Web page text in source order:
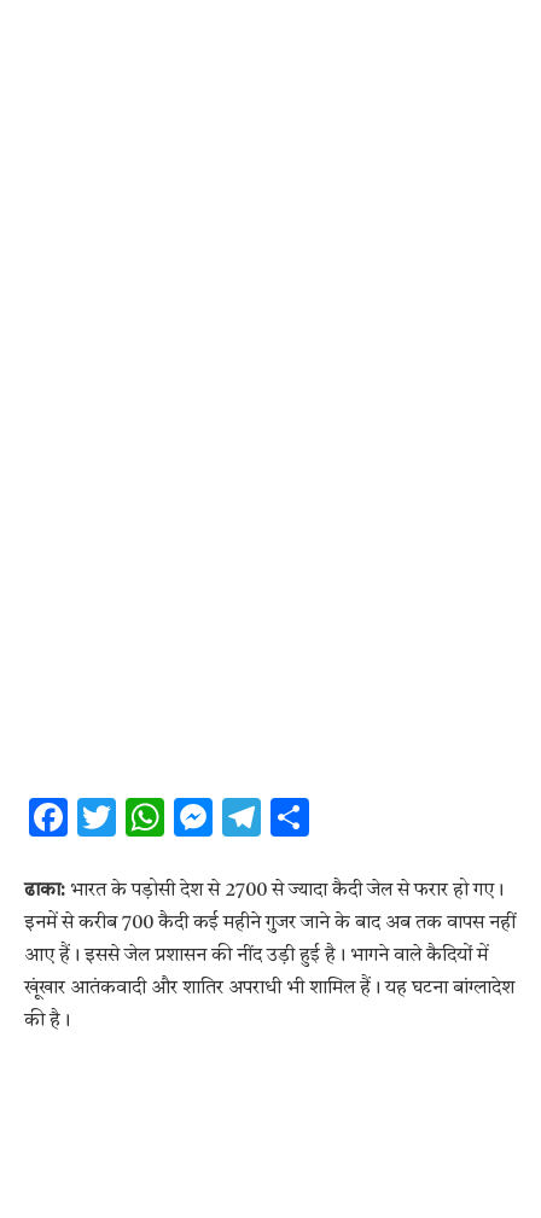
Facebook
Twitter
WhatsApp
Messenger
Telegram
ढाका: भारत के पड़ोसी देश से 2700 से ज्यादा कैदी जेल से फरार हो गए।
इनमें से करीब 700 कैदी कई महीने गुजर जाने के बाद अब तक वापस नहीं
आए हैं। इससे जेल प्रशासन की नींद उड़ी हुई है। भागने वाले कैदियों में
खूंखार आतंकवादी और शातिर अपराधी भी शामिल हैं। यह घटना बांग्लादेश
की है।